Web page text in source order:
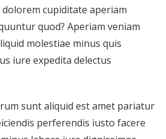
cupiditate aperiam
quod? Aperiam veniam
molestiae minus quis
iure expedita delectus
sunt aliquid est amet pariatur
perferendis iusto facere